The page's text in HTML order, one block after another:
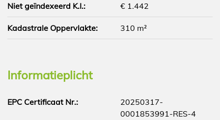
Niet geïndexeerd K.I.: € 1.442
Kadastrale Oppervlakte: 310 m²
Informatieplicht
EPC Certificaat Nr.:
20250317-
0001853991-RES-4